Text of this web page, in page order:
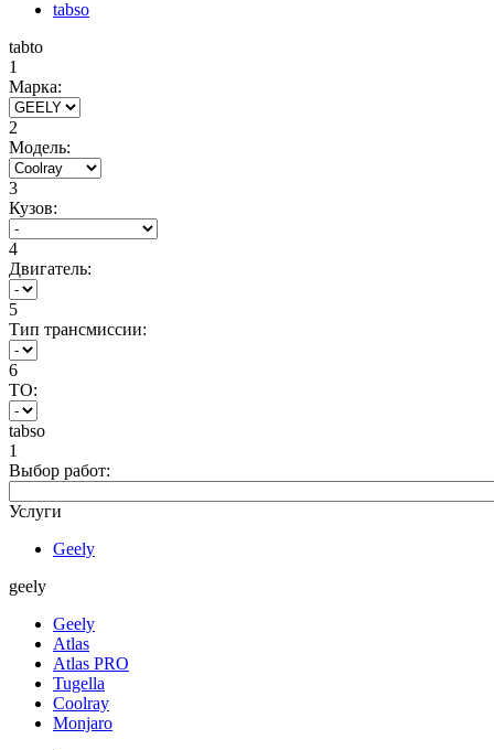
tabso
tabto
1
Марка:
2
Модель:
3
Кузов:
4
Двигатель:
5
Тип трансмиссии:
6
ТО:
tabso
1
Выбор работ:
Услуги
Geely
geely
Geely
Atlas
Atlas PRO
Tugella
Coolray
Monjaro